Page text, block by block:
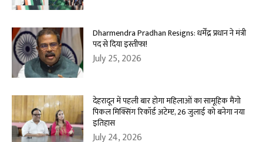
Dharmendra Pradhan Resigns: धर्मेंद्र प्रधान ने मंत्री
पद से दिया इस्तीफा!
July 25, 2026
देहरादून में पहली बार होगा महिलाओं का सामूहिक मैंगो
पिकल मिक्सिंग रिकॉर्ड अटेम्प्ट, 26 जुलाई को बनेगा नया
इतिहास
July 24, 2026